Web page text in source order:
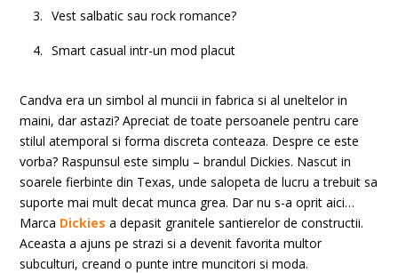
Vest salbatic sau rock romance?
Smart casual intr-un mod placut
Candva era un simbol al muncii in fabrica si al uneltelor in
maini, dar astazi? Apreciat de toate persoanele pentru care
stilul atemporal si forma discreta conteaza. Despre ce este
vorba? Raspunsul este simplu – brandul Dickies. Nascut in
soarele fierbinte din Texas, unde salopeta de lucru a trebuit sa
suporte mai mult decat munca grea. Dar nu s-a oprit aici…
Marca Dickies a depasit granitele santierelor de constructii.
Aceasta a ajuns pe strazi si a devenit favorita multor
subculturi, creand o punte intre muncitori si moda.